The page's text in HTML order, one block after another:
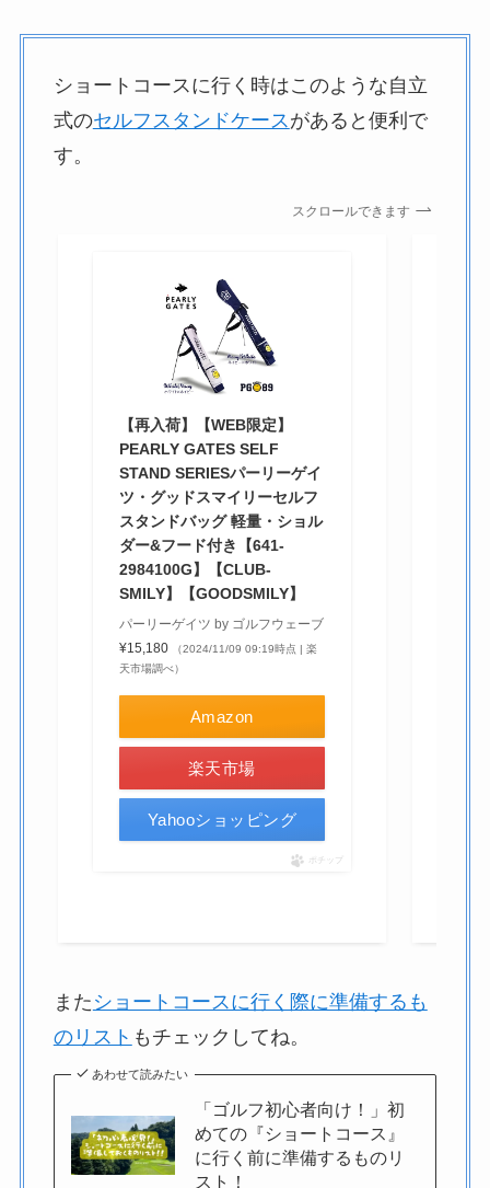
ショートコースに行く時はこのような自立
式のセルフスタンドケース があると便利で
す。
スクロールできます
【再入荷】【WEB限定】
PEARLY GATES SELF
STAND SERIESパーリーゲイ
ツ・グッドスマイリーセルフ
スタンドバッグ 軽量・ショル
ダー&フード付き【641-
2984100G】【CLUB-
SMILY】【GOODSMILY】
パーリーゲイツ by ゴルフウェーブ
¥15,180
（2024/11/09 09:19時点 | 楽
天市場調べ）
Amazon
楽天市場
Yahooショッピング
ポチップ
また ショートコースに行く際に準備するも
のリスト もチェックしてね。
あわせて読みたい
「ゴルフ初心者向け！」初
めての『ショートコース』
に行く前に準備するものリ
スト！